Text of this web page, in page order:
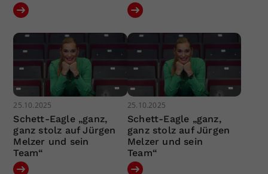
25.10.2025
Schett-Eagle „ganz,
ganz stolz auf Jürgen
Melzer und sein
Team“
25.10.2025
Schett-Eagle „ganz,
ganz stolz auf Jürgen
Melzer und sein
Team“